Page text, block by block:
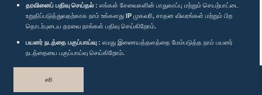
தரவினைப் பதிவு செய்தல் : எங்கள் சேவைகளின் பாதுகாப்பு மற்றும் செயற்பாட்டை
உறுதிப்படுத்துவதற்காக நாம் உங்களது IP முகவரி, சாதன விவரங்கள் மற்றும் பிற
தொடர்புடைய தரவை நாங்கள் பதிவு செய்கிறோம்.
பயனர் நடத்தை பகுப்பாய்வு : எமது இணையத்தளத்தை மேம்படுத்த நாம் பயனர்
நடத்தையை பகுப்பாய்வு செய்கிறோம்.
சரி
விருதுகள்
தனியுரிமைக் கொள்கை